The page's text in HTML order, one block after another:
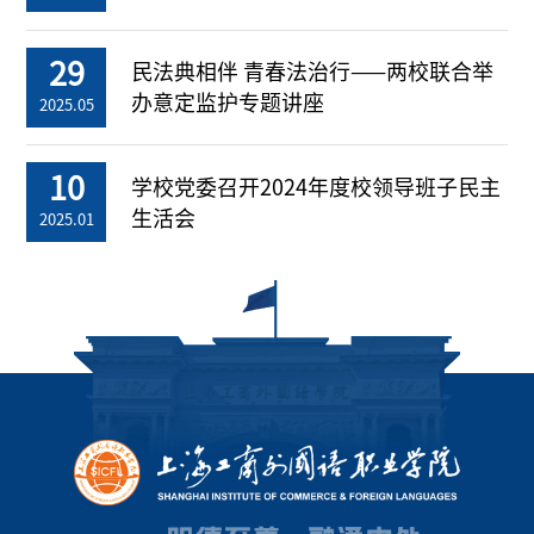
29
2025.05
民法典相伴 青春法治行——两校联合举
办意定监护专题讲座
10
2025.01
学校党委召开2024年度校领导班子民主
生活会